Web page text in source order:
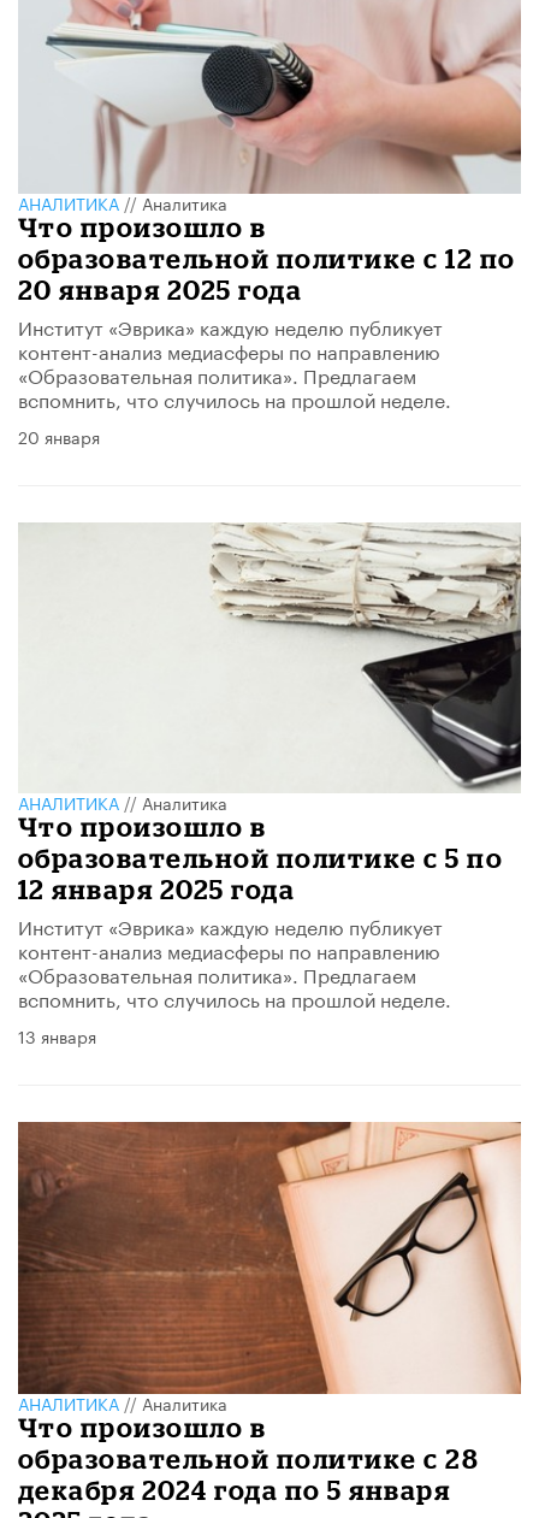
АНАЛИТИКА//Аналитика
Что произошло в
образовательной политике с 12 по
20 января 2025 года
Институт «Эврика» каждую неделю публикует
контент-анализ медиасферы по направлению
«Образовательная политика». Предлагаем
вспомнить, что случилось на прошлой неделе.
20 января
АНАЛИТИКА //Аналитика
Что произошло в
образовательной политике с 5 по
12 января 2025 года
Институт «Эврика» каждую неделю публикует
контент-анализ медиасферы по направлению
«Образовательная политика». Предлагаем
вспомнить, что случилось на прошлой неделе.
13 января
АНАЛИТИКА//Аналитика
Что произошло в
образовательной политике с 28
декабря 2024 года по 5 января